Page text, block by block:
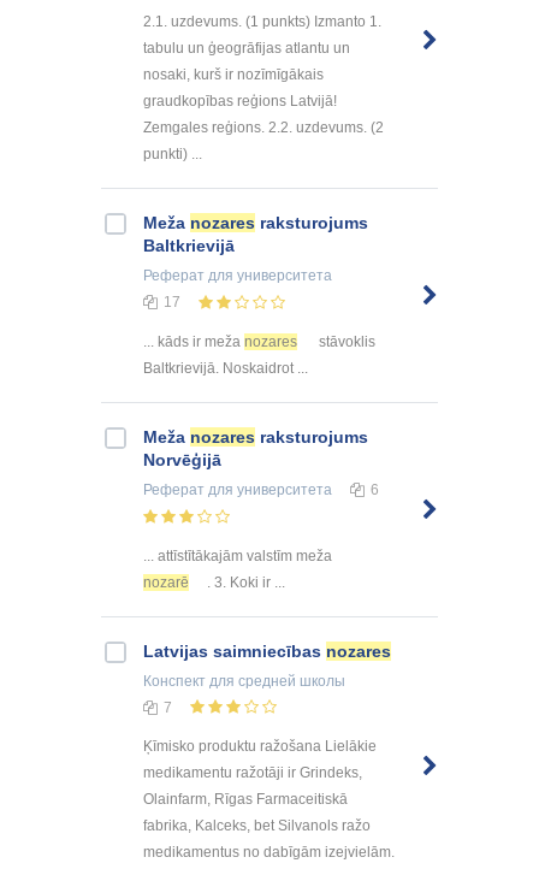
2.1. uzdevums. (1 punkts) Izmanto 1.
tabulu un ģeogrāfijas atlantu un
nosaki, kurš ir nozīmīgākais
graudkopības reģions Latvijā!
Zemgales reģions. 2.2. uzdevums. (2
punkti) ...
Meža nozares raksturojums
Baltkrievijā
Реферат для университета
17
... kāds ir meža nozares
stāvoklis
Baltkrievijā. Noskaidrot ...
Meža nozares raksturojums
Norvēģijā
Реферат для университета 6
... attīstītākajām valstīm meža
nozarē
. 3. Koki ir ...
Latvijas saimniecības nozares
Конспект для средней школы
7
Ķīmisko produktu ražošana Lielākie
medikamentu ražotāji ir Grindeks,
Olainfarm, Rīgas Farmaceitiskā
fabrika, Kalceks, bet Silvanols ražo
medikamentus no dabīgām izejvielām.